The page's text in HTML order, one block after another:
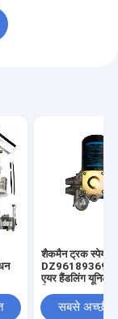
शैकमैन ट्रक स्पेयर
एयर हैंडलिंग यूनिट
सबसे अच्छी